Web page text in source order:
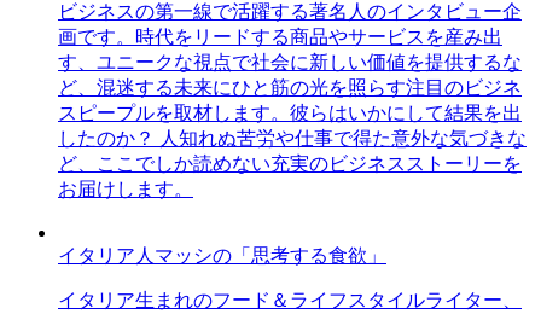
ビジネスの第一線で活躍する著名人のインタビュー企
画です。時代をリードする商品やサービスを産み出
す、ユニークな視点で社会に新しい価値を提供するな
ど、混迷する未来にひと筋の光を照らす注目のビジネ
スピープルを取材します。彼らはいかにして結果を出
したのか？ 人知れぬ苦労や仕事で得た意外な気づきな
ど、ここでしか読めない充実のビジネスストーリーを
お届けします。
イタリア人マッシの「思考する食欲」
イタリア生まれのフード＆ライフスタイルライター、